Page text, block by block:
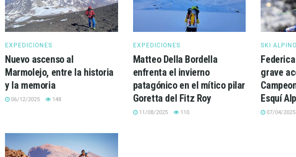
EXPEDICIONES
Nuevo ascenso al
Marmolejo, entre la historia
y la memoria
06/12/2025 148
EXPEDICIONES
Matteo Della Bordella
enfrenta el invierno
patagónico en el mítico pilar
Goretta del Fitz Roy
11/08/2025 110
SKI ALPINO
grave
Esquí
07/04/2025